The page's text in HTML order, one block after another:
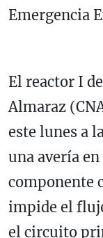
Emergencia
El reactor I
Almaraz
este lunes a
una avería
componente
impide el
el circuito